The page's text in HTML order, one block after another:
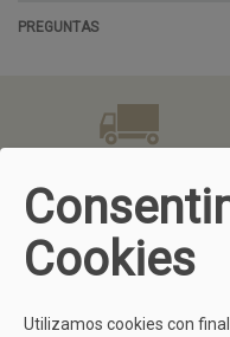
PREGUNTAS
En compras superiores a 50 €.
Todo usuario dispone de 15
Cookies
Utilizamos cookies con